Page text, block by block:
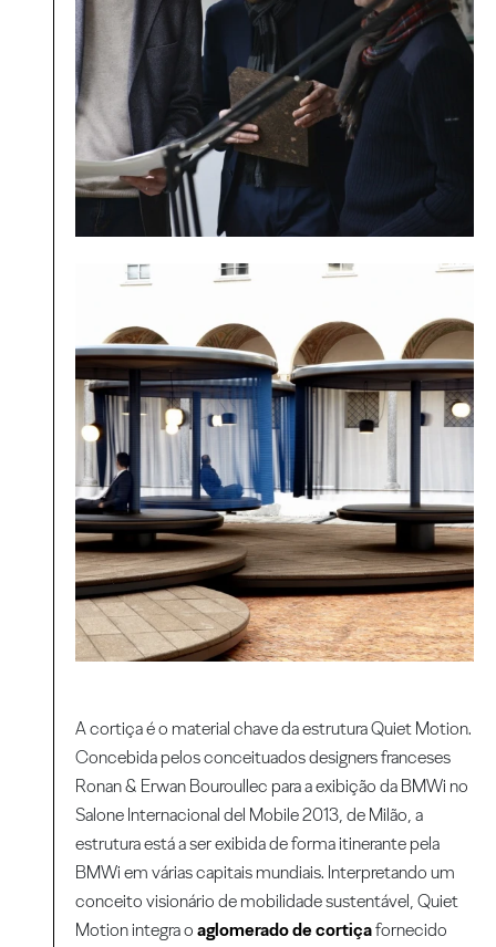
A cortiça é o material chave da estrutura Quiet Motion.
Concebida pelos conceituados designers franceses
Ronan & Erwan Bouroullec para a exibição da BMWi no
Salone Internacional del Mobile 2013, de Milão, a
estrutura está a ser exibida de forma itinerante pela
BMWi em várias capitais mundiais. Interpretando um
conceito visionário de mobilidade sustentável, Quiet
Motion integra oaglomerado de cortiçafornecido